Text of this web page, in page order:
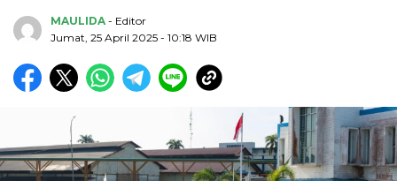
MAULIDA - Editor
Jumat, 25 April 2025 - 10:18 WIB